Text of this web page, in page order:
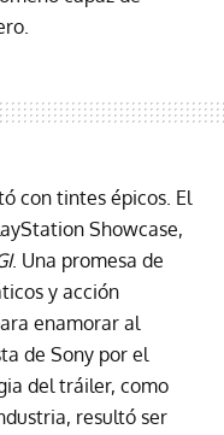
con tintes épicos. El
Showcase,
. Una promesa de
y acción
enamorar al
de Sony por el
del tráiler, como
resultó ser